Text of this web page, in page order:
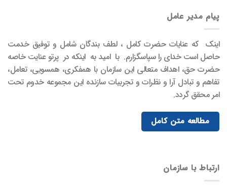
پیام مدیر عامل
اینک که عنایات حضرت کامل ، لطف بندگان شامل و توفیق خدمت
حاصل است خدای را سپاسگزارم. با امید به اینکه در پرتو عنایت خاصه
حضرت حق، اهداف متعالی این سازمان با همفکری، همسویی، تعامل،
تفاهم و تبادل آرا و نظرات و تجربیات سازنده این مجموعه خدوم تحت
امر محقق گردد.
مطالعه متن کامل
ارتباط با سازمان